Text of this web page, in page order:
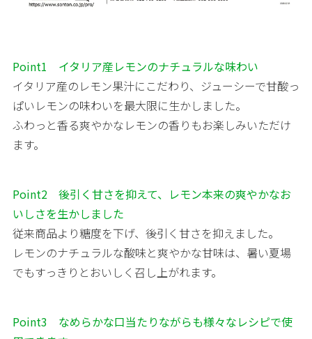
Point1 イタリア産レモンのナチュラルな味わい
イタリア産のレモン果汁にこだわり、ジューシーで甘酸っ
ぱいレモンの味わいを最大限に生かしました。
ふわっと香る爽やかなレモンの香りもお楽しみいただけ
ます。
Point2 後引く甘さを抑えて、レモン本来の爽やかなお
いしさを生かしました
従来商品より糖度を下げ、後引く甘さを抑えました。
レモンのナチュラルな酸味と爽やかな甘味は、暑い夏場
でもすっきりとおいしく召し上がれます。
Point3 なめらかな口当たりながらも様々なレシピで使